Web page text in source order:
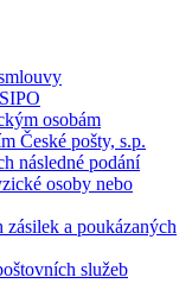
osobám
České pošty, s.p.
následné podání
osoby nebo
zásilek a poukázaných
služeb